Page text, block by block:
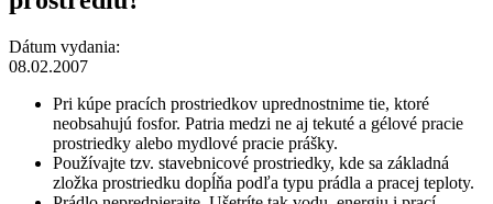
Dátum vydania:
08.02.2007
Pri kúpe pracích prostriedkov uprednostnime tie, ktoré
neobsahujú fosfor. Patria medzi ne aj tekuté a gélové pracie
prostriedky alebo mydlové pracie prášky.
Používajte tzv. stavebnicové prostriedky, kde sa základná
zložka prostriedku dopĺňa podľa typu prádla a pracej teploty.